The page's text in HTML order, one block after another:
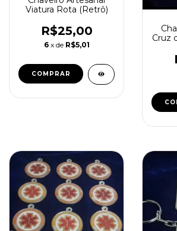
Viatura Rota (Retrô)
R$25,00
6 x de R$5,01
Cruz